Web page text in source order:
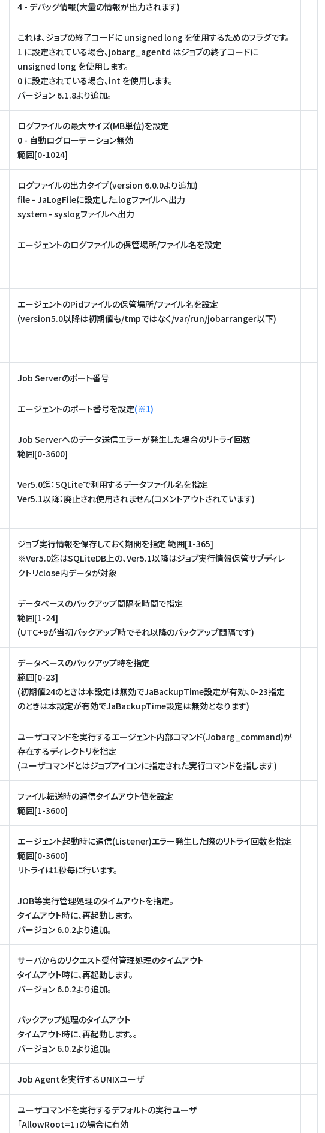
4 - デバッグ情報(大量の情報が出力されます)
これは、ジョブの終了コードに unsigned long を使用するためのフラグです。
1 に設定されている場合、jobarg_agentd はジョブの終了コードに
unsigned long を使用します。
0 に設定されている場合、int を使用します。
バージョン 6.1.8より追加。
ログファイルの最大サイズ(MB単位)を設定
0 - 自動ログローテーション無効
範囲[0-1024]
ログファイルの出力タイプ(version 6.0.0より追加)
file - JaLogFileに設定した.logファイルへ出力
system - syslogファイルへ出力
エージェントのログファイルの保管場所/ファイル名を設定
エージェントのPidファイルの保管場所/ファイル名を設定
(version5.0以降は初期値も/tmpではなく/var/run/jobarranger以下)
Job Serverのポート番号
エージェントのポート番号を設定(※1)
Job Serverへのデータ送信エラーが発生した場合のリトライ回数
範囲[0-3600]
Ver5.0迄：SQLiteで利用するデータファイル名を指定
Ver5.1以降：廃止され使用されません(コメントアウトされています)
ジョブ実行情報を保存しておく期間を指定 範囲[1-365]
※Ver5.0迄はSQLiteDB上の、Ver5.1以降はジョブ実行情報保管サブディレ
クトリclose内データが対象
データベースのバックアップ間隔を時間で指定
範囲[1-24]
(UTC+9が当初バックアップ時でそれ以降のバックアップ間隔です)
データベースのバックアップ時を指定
範囲[0-23]
(初期値24のときは本設定は無効でJaBackupTime設定が有効、0-23指定
のときは本設定が有効でJaBackupTime設定は無効となります)
ユーザコマンドを実行するエージェント内部コマンド(Jobarg_command)が
存在するディレクトリを指定
(ユーザコマンドとはジョブアイコンに指定された実行コマンドを指します)
ファイル転送時の通信タイムアウト値を設定
範囲[1-3600]
エージェント起動時に通信(Listener)エラー発生した際のリトライ回数を指定
範囲[0-3600]
リトライは1秒毎に行います。
JOB等実行管理処理のタイムアウトを指定。
タイムアウト時に、再起動します。
バージョン 6.0.2より追加。
サーバからのリクエスト受付管理処理のタイムアウト
タイムアウト時に、再起動します。
バージョン 6.0.2より追加。
バックアップ処理のタイムアウト
タイムアウト時に、再起動します。。
バージョン 6.0.2より追加。
Job Agentを実行するUNIXユーザ
ユーザコマンドを実行するデフォルトの実行ユーザ
「AllowRoot=1」の場合に有効